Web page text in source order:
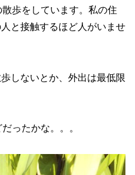
歩をしています。私の住
と接触するほど人がいませ
しないとか、外出は最低限
ったかな。。。